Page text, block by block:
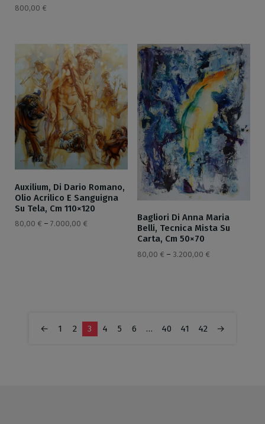
800,00 €
Auxilium, Di Dario Romano,
Olio Acrilico E Sanguigna
Su Tela, Cm 110×120
80,00 € – 7.000,00 €
Bagliori Di Anna Maria
Belli, Tecnica Mista Su
Carta, Cm 50×70
80,00 € – 3.200,00 €
← 1 2 3 4 5 6 … 40 41 42 →